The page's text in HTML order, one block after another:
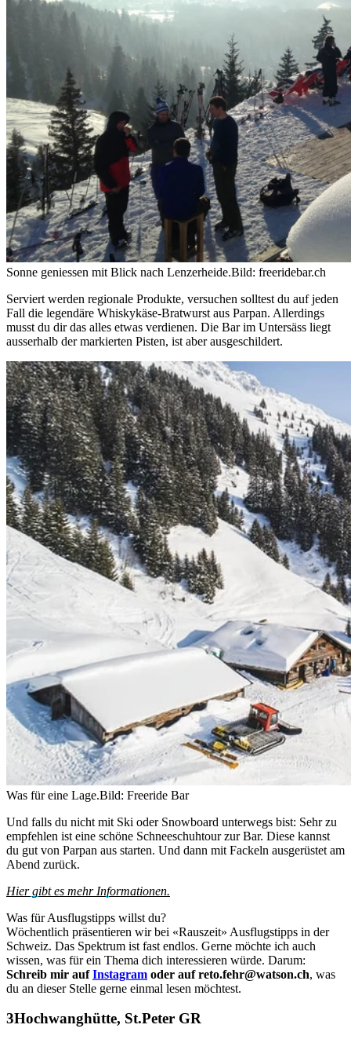
Sonne geniessen mit Blick nach Lenzerheide.Bild: freeridebar.ch
Serviert werden regionale Produkte, versuchen solltest du auf jeden
Fall die legendäre Whiskykäse-Bratwurst aus Parpan. Allerdings
musst du dir das alles etwas verdienen. Die Bar im Untersäss liegt
ausserhalb der markierten Pisten, ist aber ausgeschildert.
Was für eine Lage.Bild: Freeride Bar
Und falls du nicht mit Ski oder Snowboard unterwegs bist: Sehr zu
empfehlen ist eine schöne Schneeschuhtour zur Bar. Diese kannst
du gut von Parpan aus starten. Und dann mit Fackeln ausgerüstet am
Abend zurück.
Hier gibt es mehr Informationen.
Was für Ausflugstipps willst du?
Wöchentlich präsentieren wir bei «Rauszeit» Ausflugstipps in der
Schweiz. Das Spektrum ist fast endlos. Gerne möchte ich auch
wissen, was für ein Thema dich interessieren würde. Darum:
Schreib mir aufInstagram oder auf reto.fehr@watson.ch, was
du an dieser Stelle gerne einmal lesen möchtest.
Hochwanghütte, St.Peter GR